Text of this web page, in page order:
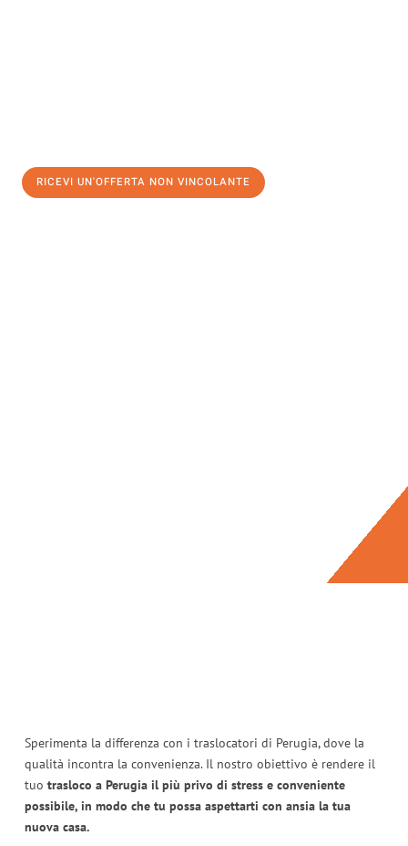
RICEVI UN'OFFERTA NON VINCOLANTE
Sperimenta la differenza con i traslocatori di Perugia, dove la
qualità incontra la convenienza. Il nostro obiettivo è rendere il
tuo trasloco a Perugia il più privo di stress e conveniente
possibile, in modo che tu possa aspettarti con ansia la tua
nuova casa.